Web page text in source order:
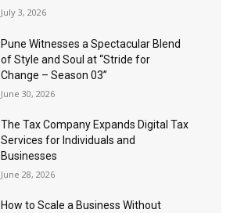
July 3, 2026
Pune Witnesses a Spectacular Blend
of Style and Soul at “Stride for
Change – Season 03”
June 30, 2026
The Tax Company Expands Digital Tax
Services for Individuals and
Businesses
June 28, 2026
How to Scale a Business Without